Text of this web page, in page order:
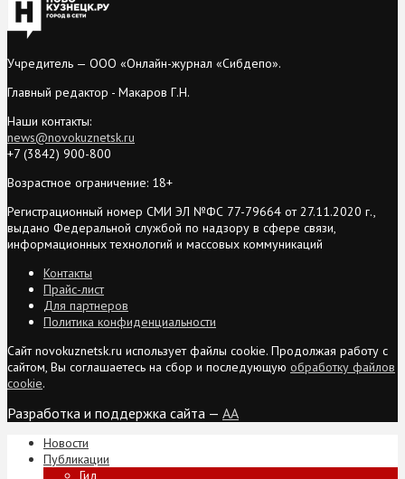
Учредитель — ООО «Онлайн-журнал «Сибдепо».
Главный редактор - Макаров Г.Н.
Наши контакты:
news@novokuznetsk.ru
+7 (3842) 900-800
Возрастное ограничение: 18+
Регистрационный номер СМИ ЭЛ №ФС 77-79664 от 27.11.2020 г.,
выдано Федеральной службой по надзору в сфере связи,
информационных технологий и массовых коммуникаций
Контакты
Прайс-лист
Для партнеров
Политика конфиденциальности
Сайт novokuznetsk.ru использует файлы cookie. Продолжая работу с
сайтом, Вы соглашаетесь на сбор и последующую обработку файлов
cookie.
Разработка и поддержка сайта — AA
Новости
Публикации
Гид